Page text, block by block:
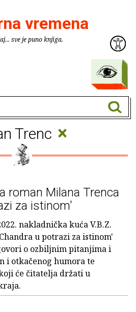
vremena
sve je puno knjiga.
Trenc ×
roman Milana Trenca
za istinom'
nakladnička kuća V.B.Z.
u potrazi za istinom'
o ozbiljnim pitanjima i
i otkačenog humora te
će čitatelja držati u